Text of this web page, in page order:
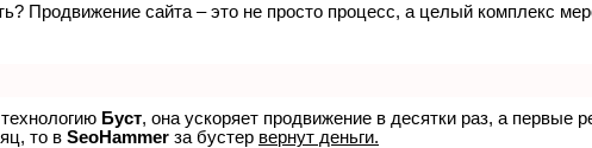
Продвижение сайта – это не просто процесс, а целый комплекс
Буст, она ускоряет продвижение в десятки раз, а первые
то в SeoHammer за бустер вернут деньги.